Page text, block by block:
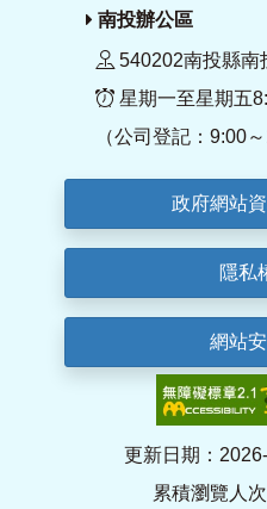
南投辦公區
540202南投縣南
星期一至星期五
（公司登記：9:00
政府網站
隱私
網站
更新日期：
累積瀏覽人